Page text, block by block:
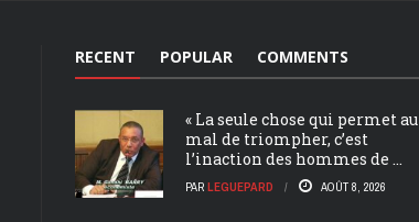
RECENT POPULAR COMMENTS
« La seule chose qui permet au
mal de triompher, c’est
l’inaction des hommes de ...
PAR LEGUEPARD AOÛT 8, 2026